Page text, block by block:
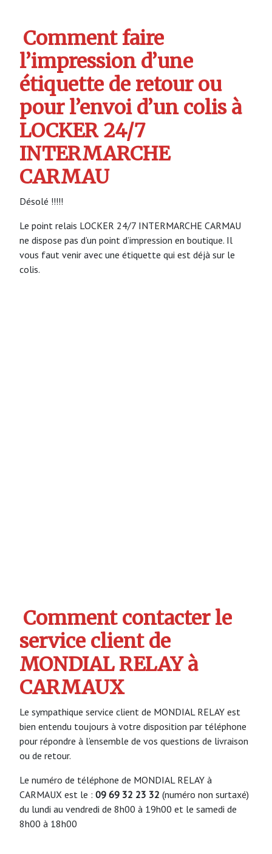
Comment faire
l’impression d’une
étiquette de retour ou
pour l’envoi d’un colis à
LOCKER 24/7
INTERMARCHE
CARMAU
Désolé !!!!!
Le point relais LOCKER 24/7 INTERMARCHE CARMAU
ne dispose pas d’un point d’impression en boutique. Il
vous faut venir avec une étiquette qui est déjà sur le
colis.
Comment contacter le
service client de
MONDIAL RELAY à
CARMAUX
Le sympathique service client de MONDIAL RELAY est
bien entendu toujours à votre disposition par téléphone
pour répondre à l’ensemble de vos questions de livraison
ou de retour.
Le numéro de téléphone de MONDIAL RELAY à
CARMAUX est le : 09 69 32 23 32 (numéro non surtaxé)
du lundi au vendredi de 8h00 à 19h00 et le samedi de
8h00 à 18h00